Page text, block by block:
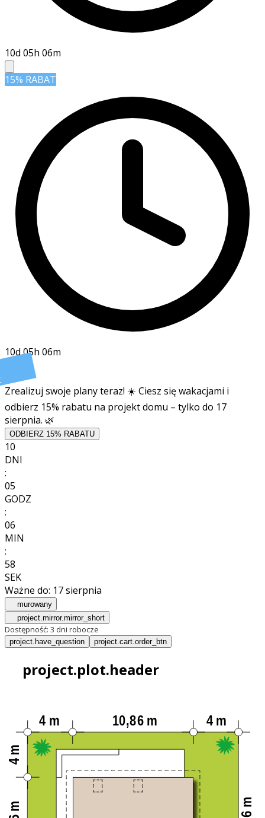
10d 05h 06m
15% RABAT
10d 05h 06m
Zrealizuj swoje plany teraz! ☀️ Ciesz się wakacjami i
odbierz 15% rabatu na projekt domu – tylko do 17
sierpnia. 🌿
ODBIERZ 15% RABATU
10
DNI
:
05
GODZ
:
06
MIN
:
56
SEK
Ważne do: 17 sierpnia
murowany
project.mirror.mirror_short
Dostępność: 3 dni robocze
project.have_question project.cart.order_btn
project.plot.header